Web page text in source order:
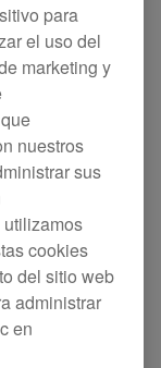
para el DJM-
de
de
para
el uso del
marketing y
nuestros
sus
cookies
del sitio web
administrar
en